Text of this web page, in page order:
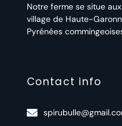
Notre ferme se situe
village de Haute-
Pyrénées
Contact info